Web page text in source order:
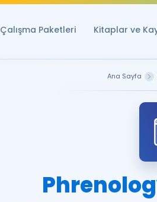
Çalışma Paketleri Kitaplar ve
Ana Sayfa